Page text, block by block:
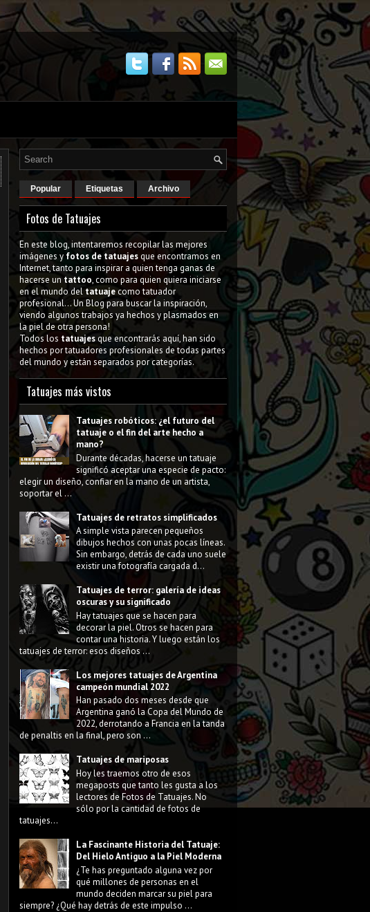
Popular Etiquetas Archivo
Fotos de Tatuajes
En este blog, intentaremos recopilar las mejores
imágenes y fotos de tatuajesque encontramos en
Internet, tanto para inspirar a quien tenga ganas de
hacerse un tattoo, como para quien quiera iniciarse
en el mundo del tatuajecomo tatuador
profesional... Un Blog para buscar la inspiración,
viendo algunos trabajos ya hechos y plasmados en
la piel de otra persona!
Todos los tatuajesque encontrarás aquí, han sido
hechos por tatuadores profesionales de todas partes
del mundo y están separados por categorías.
Tatuajes más vistos
Tatuajes robóticos: ¿el futuro del
tatuaje o el fin del arte hecho a
mano?
Durante décadas, hacerse un tatuaje
significó aceptar una especie de pacto:
elegir un diseño, confiar en la mano de un artista,
soportar el ...
Tatuajes de retratos simplificados
A simple vista parecen pequeños
dibujos hechos con unas pocas líneas.
Sin embargo, detrás de cada uno suele
existir una fotografía cargada d...
Tatuajes de terror: galería de ideas
oscuras y su significado
Hay tatuajes que se hacen para
decorar la piel. Otros se hacen para
contar una historia. Y luego están los
tatuajes de terror: esos diseños ...
Los mejores tatuajes de Argentina
campeón mundial 2022
Han pasado dos meses desde que
Argentina ganó la Copa del Mundo de
2022, derrotando a Francia en la tanda
de penaltis en la final, pero son ...
Tatuajes de mariposas
Hoy les traemos otro de esos
megaposts que tanto les gusta a los
lectores de Fotos de Tatuajes. No
sólo por la cantidad de fotos de
tatuajes...
La Fascinante Historia del Tatuaje:
Del Hielo Antiguo a la Piel Moderna
¿Te has preguntado alguna vez por
qué millones de personas en el
mundo deciden marcar su piel para
siempre? ¿Qué hay detrás de este impulso ...